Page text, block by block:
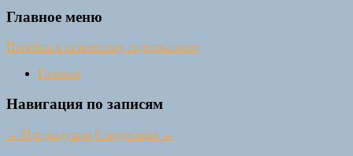
Главное меню
Перейти к основному содержимому
Главная
Навигация по записям
← Предыдущая Следующая →